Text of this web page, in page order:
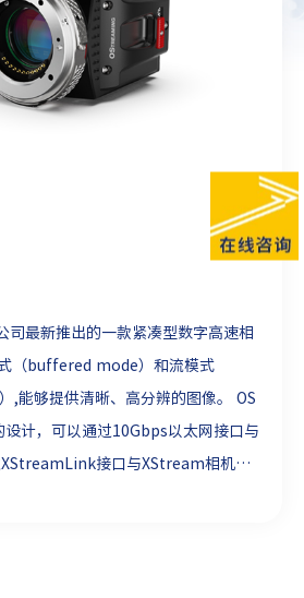
司最新推出的一款紧凑型数字高速相
（buffered mode）和流模式
,能够提供清晰、高分辨的图像。 OS
计，可以通过10Gbps以太网接口与
接口与XStream相机基